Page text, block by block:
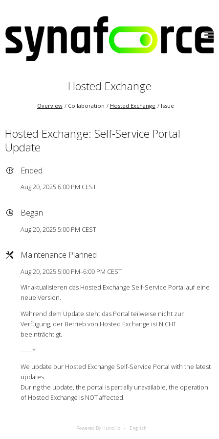
Hosted Exchange
Overview Collaboration Hosted Exchange Issue
Hosted Exchange: Self-Service Portal
Update
Ended
Aug 20, 2025 6:00 PM CEST
Began
Aug 20, 2025 5:00 PM CEST
Maintenance Planned
Aug 20, 2025 5:00 PM–6:00 PM CEST
Wir aktualisieren das Hosted Exchange Self-Service Portal auf eine
neue Version.
Während dem Update steht das Portal teilweise nicht zur
Verfügung, der Betrieb von Hosted Exchange ist NICHT
beeinträchtigt.
------*
We update our Hosted Exchange Self-Service Portal with the latest
updates.
During the update, the portal is partially unavailable, the operation
of Hosted Exchange is NOT affected.
Powered By Hund.io English